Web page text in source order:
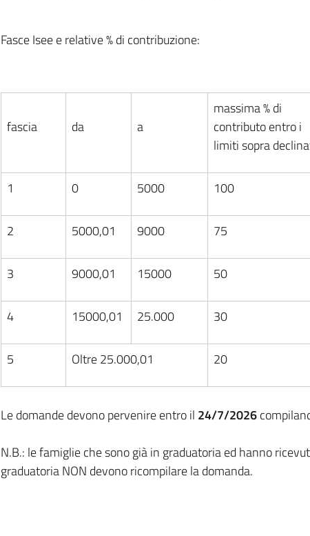
Fasce Isee e relative % di contribuzione:
fascia da a
massima % di
contributo entro i
limiti sopra
1 0 5000 100
2 5000,01 9000 75
3 9000,01 15000 50
4 15000,01 25.000 30
5 Oltre 25.000,01 20
Le domande devono pervenire entro il 24/7/2026
N.B.: le famiglie che sono già in graduatoria ed hanno
graduatoria NON devono ricompilare la domanda.